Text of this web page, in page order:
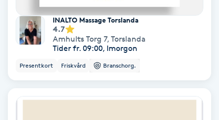
K18
Katun fransar
Kemisk peeling
Keratinbehandling
INALTO Massage Torslanda
4.7
Amhults Torg 7, Torslanda
Tider fr. 09:00, Imorgon
Presentkort Friskvård Branschorg.